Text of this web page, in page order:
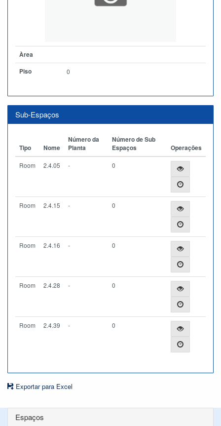
Àrea
Piso
0
Sub-Espaços
Tipo Nome
Número da
Planta
Número de Sub
Espaços
Operações
Room 2.4.05 - 0
Room 2.4.15 - 0
Room 2.4.16 - 0
Room 2.4.28 - 0
Room 2.4.39 - 0
Exportar para Excel
Espaços